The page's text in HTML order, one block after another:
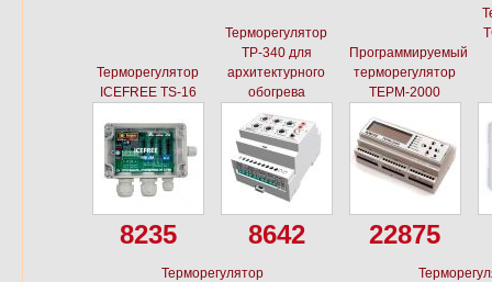
Терморегулятор
ICEFREE TS-16
8235
Терморегулятор
ТР-340 для
архитектурного
обогрева
8642
Программируемый
терморегулятор
ТЕРМ-2000
22875
Терморегулятор